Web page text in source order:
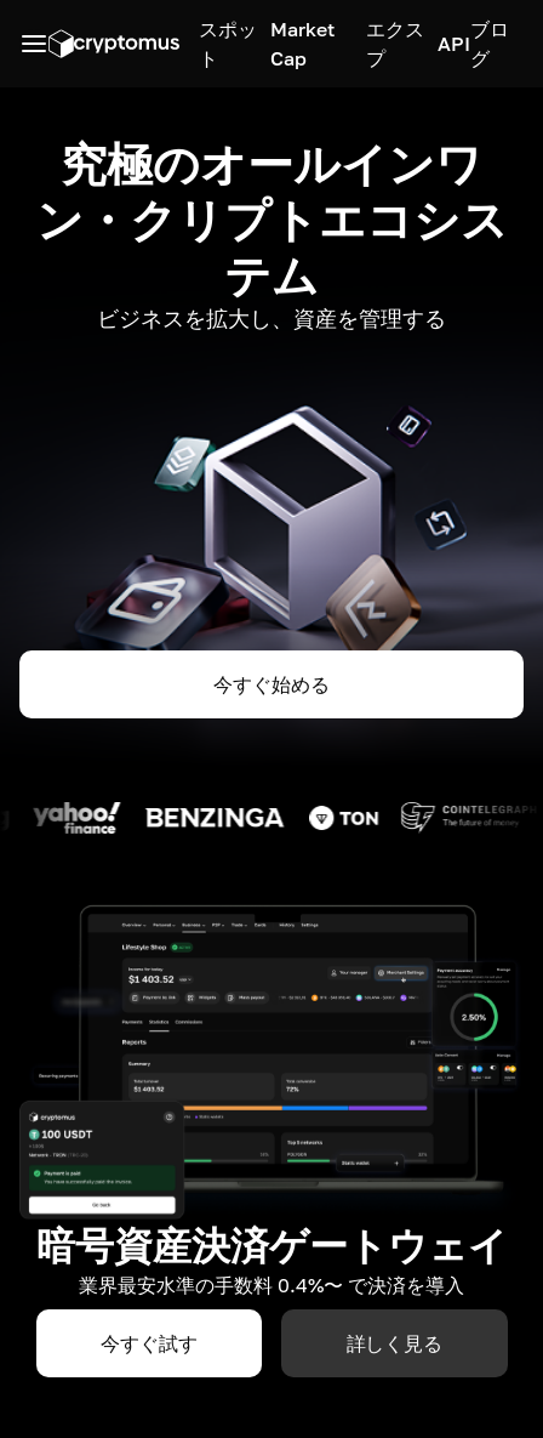
スポッ
ト
Market
Cap
エクス
プ
API
ブロ
グ
究極のオールインワ
ン・クリプトエコシス
テム
ビジネスを拡大し、資産を管理する
今すぐ始める
暗号資産決済ゲートウェイ
業界最安水準の手数料 0.4%〜 で決済を導入
今すぐ試す 詳しく見る